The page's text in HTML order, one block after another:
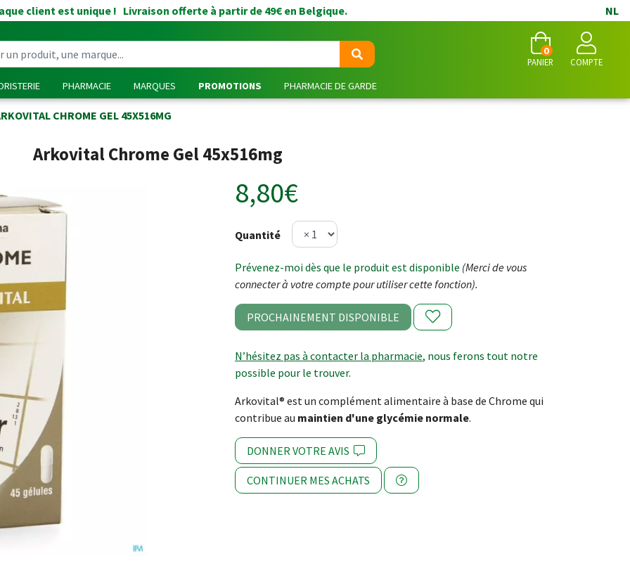
client est unique ! Livraison offerte à partir de 49€ en Belgique. NL
PANIER
0
COMPTE
PHARMACIE MARQUES PROMOTIONS PHARMACIE DE GARDE
CHROME GEL 45X516MG
Arkovital Chrome Gel 45x516mg
8,80€
Quantité
Prévenez-moi dès que le produit est disponible (Merci de vous
connecter à votre compte pour utiliser cette fonction).
PROCHAINEMENT DISPONIBLE
N’hésitez pas à contacter la pharmacie, nous ferons tout notre
possible pour le trouver.
Arkovital® est un complément alimentaire à base de Chrome qui
contribue au maintien d'une glycémie normale.
DONNER VOTRE AVIS
CONTINUER MES ACHATS